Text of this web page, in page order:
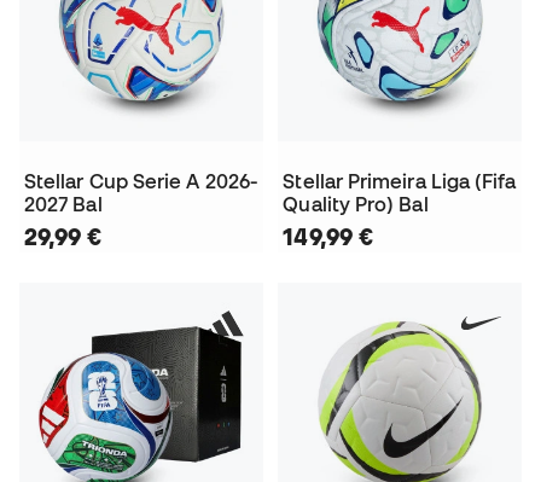
Stellar Cup Serie A 2026-
2027 Bal
29,99 €
Stellar Primeira Liga (Fifa
Quality Pro) Bal
149,99 €